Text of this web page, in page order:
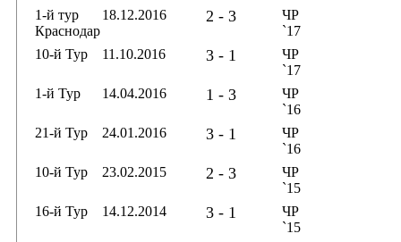
1-й тур
Краснодар
18.12.2016 2 - 3
ЧР
`17
10-й Тур
11.10.2016 3 - 1
ЧР
`17
1-й Тур
14.04.2016 1 - 3
ЧР
`16
21-й Тур
24.01.2016 3 - 1
ЧР
`16
10-й Тур
23.02.2015 2 - 3
ЧР
`15
16-й Тур
14.12.2014 3 - 1
ЧР
`15